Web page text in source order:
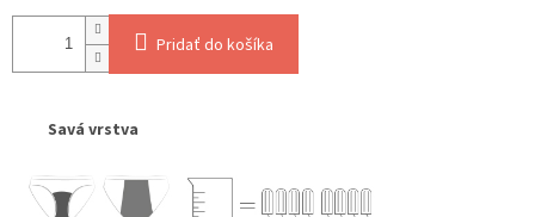
Pridať do košíka
Savá vrstva